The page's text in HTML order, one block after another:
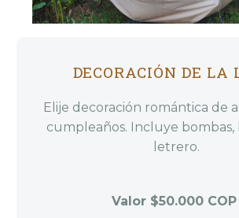
DECORACIÓN DE LA
Elije decoración romántica de
cumpleaños. Incluye
letrero.
Valor $50.000 COP